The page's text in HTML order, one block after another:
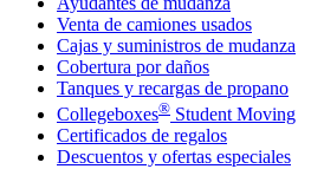
Venta de camiones usados
Cajas y suministros de mudanza
Cobertura por daños
Tanques y recargas de propano
Collegeboxes® Student Moving
Certificados de regalos
Descuentos y ofertas especiales